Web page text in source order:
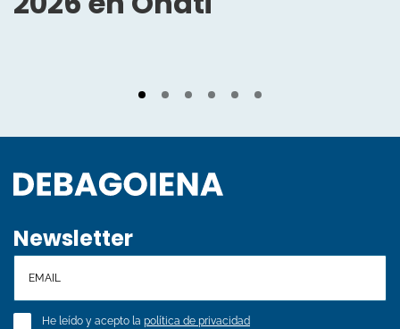
Newsletter
He leído y acepto la política de privacidad